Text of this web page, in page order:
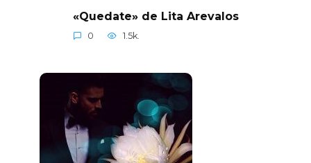
«Quedate» de Lita Arevalos
0 1.5k.